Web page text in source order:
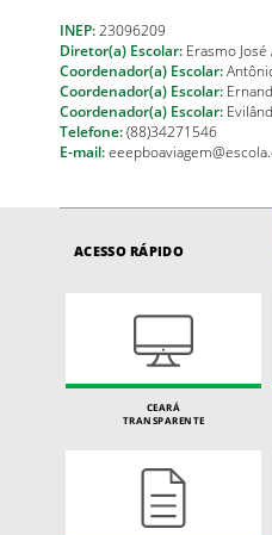
INEP: 23096209
Diretor(a) Escolar: Erasmo
Coordenador(a) Escolar:
Coordenador(a) Escolar:
Coordenador(a) Escolar:
Telefone:(88)34271546
E-mail:
ACESSO RÁPIDO
CEARÁ
TRANSPARENTE